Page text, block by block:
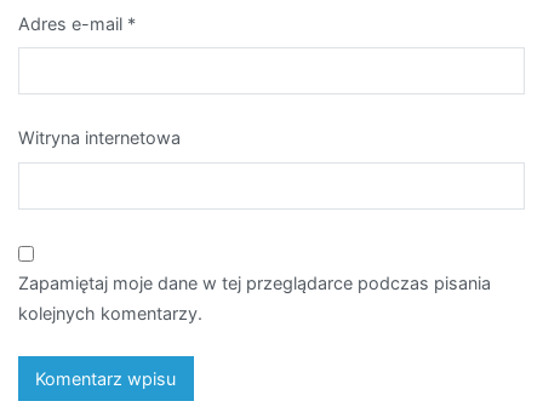
Adres e-mail *
Witryna internetowa
Zapamiętaj moje dane w tej przeglądarce podczas pisania
kolejnych komentarzy.